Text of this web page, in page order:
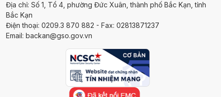
Địa chỉ: Số 1, Tổ 4, phường Đức Xuân, thành phố Bắc Kạn, tỉnh
Bắc Kạn
Điện thoại: 0209.3 870 882 - Fax: 02813871237
Email: backan@gso.gov.vn